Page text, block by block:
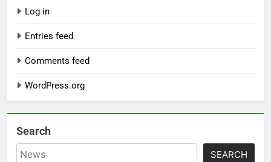
Log in
Entries feed
Comments feed
WordPress.org
Search
SEARCH